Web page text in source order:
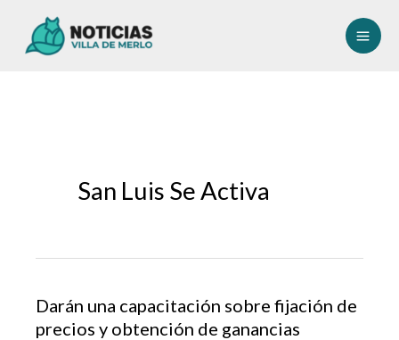
San Luis Se Activa
Darán una capacitación sobre fijación de
precios y obtención de ganancias